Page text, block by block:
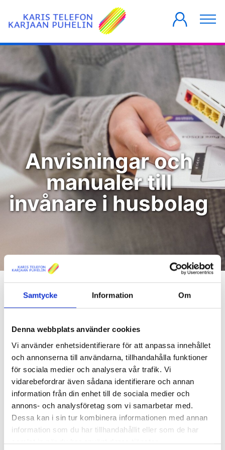
Samtycke Information Om
Denna webbplats använder cookies
Vi använder enhetsidentifierare för att anpassa innehållet
och annonserna till användarna, tillhandahålla funktioner
för sociala medier och analysera vår trafik. Vi
vidarebefordrar även sådana identifierare och annan
information från din enhet till de sociala medier och
annons- och analysföretag som vi samarbetar med.
Dessa kan i sin tur kombinera informationen med annan
information som du har tillhandahållit eller som de har
FÖRETAG
Anvisningar och
manualer till
invånare i husbolag
Anvisningar och manualer
Jag fick ett meddelande om att min
anslutning är aktiverad – Hur går jag
vidare?
här hur du kan börja använda internetanslutningen.